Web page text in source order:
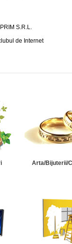
S.R.L.
de Internet
Arta/Bijuterii/